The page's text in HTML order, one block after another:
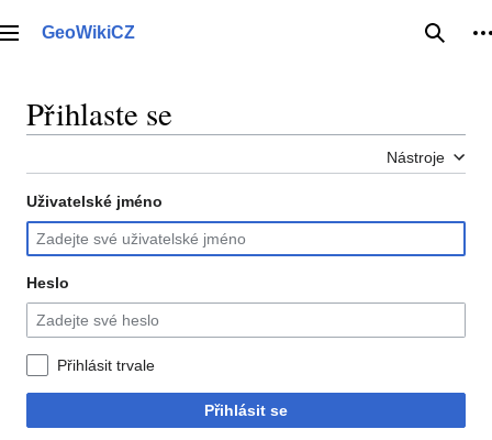
na
Hlavní menu
GeoWikiCZ Hledat
Přihlaste se
Nástroje
Uživatelské jméno
Heslo
Přihlásit trvale
Přihlásit se